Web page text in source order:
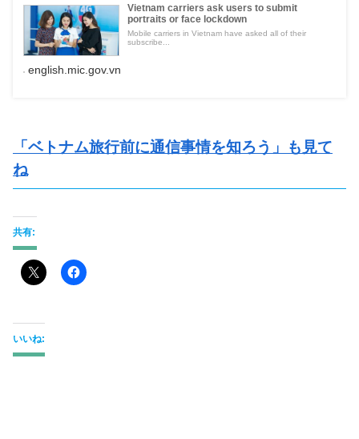
Vietnam carriers ask users to submit
portraits or face lockdown
Mobile carriers in Vietnam have asked all of their
subscribe...
english.mic.gov.vn
「ベトナム旅行前に通信事情を知ろう」も見て
ね
共有:
いいね: